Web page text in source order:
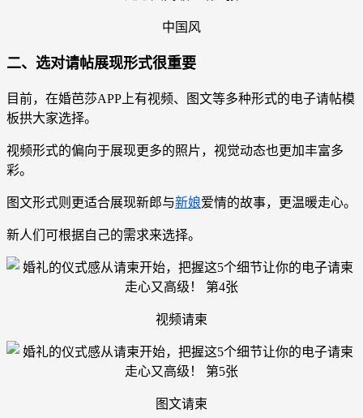
中国风
二、选对请帖展现形式很重要
目前，在婚芭莎APP上有视频、图文等多种形式的电子请帖模
板拱大家选择。
视频形式的偏向于展现更多的照片，视觉动态也更加丰富多
彩。
图文形式则更适合展现新郎与新娘爱情的故事，更温暖走心。
新人们可根据自己的需求来选择。
视频请柬
图文请柬